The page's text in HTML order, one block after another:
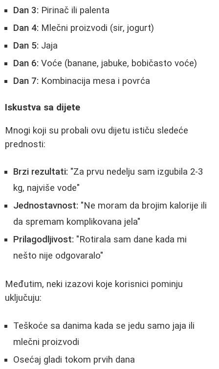
Dan 3: Pirinač ili palenta
Dan 4: Mlečni proizvodi (sir, jogurt)
Dan 5: Jaja
Dan 6: Voće (banane, jabuke, bobičasto voće)
Dan 7: Kombinacija mesa i povrća
Iskustva sa dijete
Mnogi koji su probali ovu dijetu ističu sledeće
prednosti:
Brzi rezultati: "Za prvu nedelju sam izgubila 2-3
kg, najviše vode"
Jednostavnost: "Ne moram da brojim kalorije ili
da spremam komplikovana jela"
Prilagodljivost: "Rotirala sam dane kada mi
nešto nije odgovaralo"
Međutim, neki izazovi koje korisnici pominju
uključuju:
Teškoće sa danima kada se jedu samo jaja ili
mlečni proizvodi
Osećaj gladi tokom prvih dana